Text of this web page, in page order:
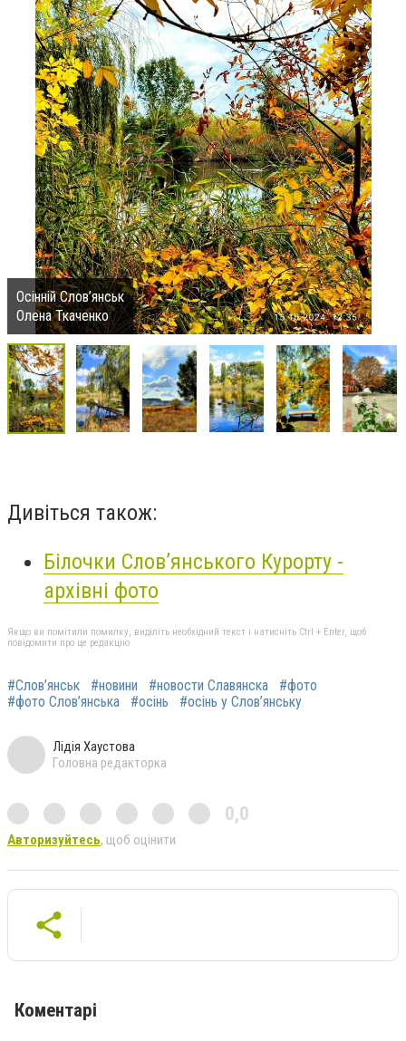
Осінній Слов’янськ
Олена Ткаченко
Дивіться також:
Білочки Слов’янського Курорту -
архівні фото
Якщо ви помітили помилку, виділіть необхідний текст і натисніть Ctrl + Enter, щоб
повідомити про це редакцію
#Слов’янськ #новини #новости Славянска
#фото
#фото Слов’янська
#осінь #осінь у Слов’янську
Лідія Хаустова
Головна редакторка
0,0
Авторизуйтесь, щоб оцінити
Коментарі